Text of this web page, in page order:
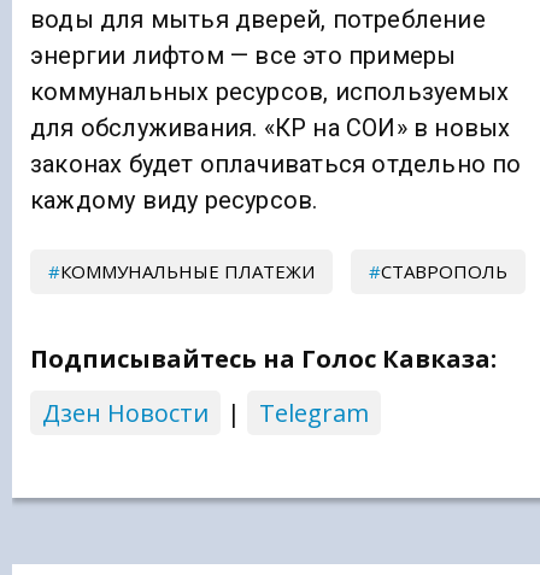
воды для мытья дверей, потребление
энергии лифтом — все это примеры
коммунальных ресурсов, используемых
для обслуживания. «КР на СОИ» в новых
законах будет оплачиваться отдельно по
каждому виду ресурсов.
КОММУНАЛЬНЫЕ ПЛАТЕЖИ СТАВРОПОЛЬ
Подписывайтесь на Голос Кавказа:
Дзен Новости
| Telegram